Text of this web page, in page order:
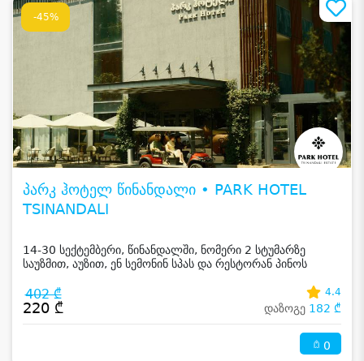
-45%
პარკ ჰოტელ წინანდალი • PARK HOTEL
TSINANDALI
14-30 სექტემბერი, წინანდალში, ნომერი 2 სტუმარზე
საუზმით, აუზით, ენ სემონინ სპას და რესტორან პინოს
402 ₾
220 ₾
4.4
დაზოგე 182 ₾
0